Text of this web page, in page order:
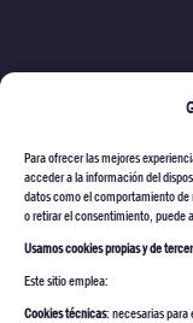
Para ofrecer las mejores
acceder a la información del
datos como el comportamiento
o retirar el consentimiento, puede
Usamos cookies propias y de
Este sitio emplea:
Cookies técnicas: necesarias